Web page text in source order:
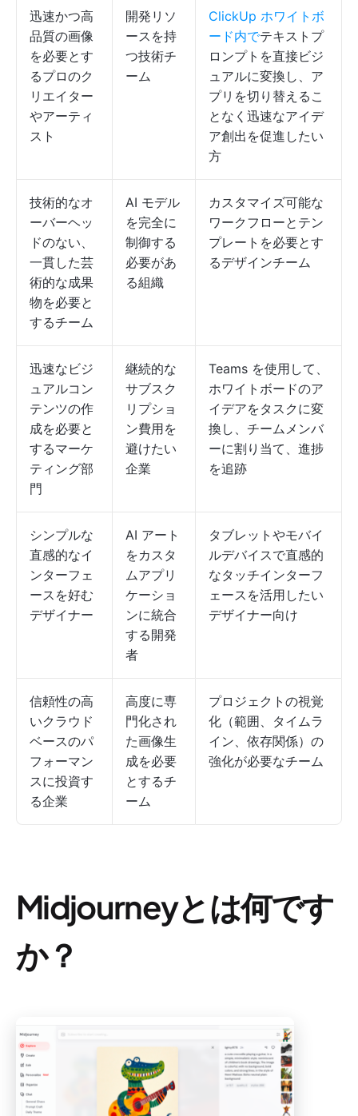
迅速かつ高
品質の画像
を必要とす
るプロのク
リエイター
やアーティ
スト
開発リソ
ースを持
つ技術チ
ーム
ClickUp ホワイトボ
ード内でテキストプ
ロンプトを直接ビジ
ュアルに変換し、ア
プリを切り替えるこ
となく迅速なアイデ
ア創出を促進したい
方
技術的なオ
ーバーヘッ
ドのない、
一貫した芸
術的な成果
物を必要と
するチーム
AI モデル
を完全に
制御する
必要があ
る組織
カスタマイズ可能な
ワークフローとテン
プレートを必要とす
るデザインチーム
迅速なビジ
ュアルコン
テンツの作
成を必要と
するマーケ
ティング部
門
継続的な
サブスク
リプショ
ン費用を
避けたい
企業
Teams を使用して、
ホワイトボードのア
イデアをタスクに変
換し、チームメンバ
ーに割り当て、進捗
を追跡
シンプルな
直感的なイ
ンターフェ
ースを好む
デザイナー
AI アート
をカスタ
ムアプリ
ケーショ
ンに統合
する開発
者
タブレットやモバイ
ルデバイスで直感的
なタッチインターフ
ェースを活用したい
デザイナー向け
信頼性の高
いクラウド
ベースのパ
フォーマン
スに投資す
る企業
高度に専
門化され
た画像生
成を必要
とするチ
ーム
プロジェクトの視覚
化（範囲、タイムラ
イン、依存関係）の
強化が必要なチーム
Midjourneyとは何です
か？